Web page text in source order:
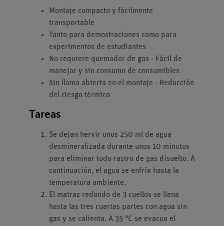
Montaje compacto y fácilmente
transportable
Tanto para demostraciones como para
experimentos de estudiantes
No requiere quemador de gas - Fácil de
manejar y sin consumo de consumibles
Sin llama abierta en el montaje - Reducción
del riesgo térmico
Tareas
Se dejan hervir unos 250 ml de agua
desmineralizada durante unos 10 minutos
para eliminar todo rastro de gas disuelto. A
continuación, el agua se enfría hasta la
temperatura ambiente.
El matraz redondo de 3 cuellos se llena
hasta las tres cuartas partes con agua sin
gas y se calienta. A 35 °C se evacua el